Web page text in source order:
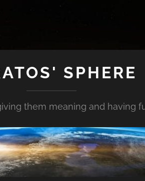
SPHERE
them meaning and having